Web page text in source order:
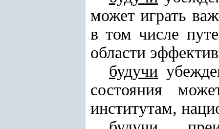
может играть
в том числе
области
будучи
состояния
институтам,